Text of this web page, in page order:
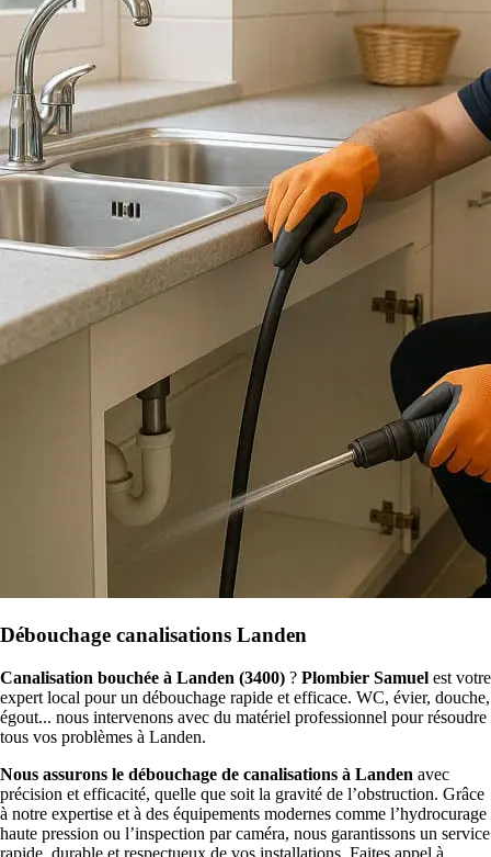
Débouchage canalisations Landen
Canalisation bouchée à Landen (3400) ? Plombier Samuel est votre
expert local pour un débouchage rapide et efficace. WC, évier, douche,
égout... nous intervenons avec du matériel professionnel pour résoudre
tous vos problèmes à Landen.
Nous assurons le débouchage de canalisations à Landen avec
précision et efficacité, quelle que soit la gravité de l’obstruction. Grâce
à notre expertise et à des équipements modernes comme l’hydrocurage
haute pression ou l’inspection par caméra, nous garantissons un service
rapide, durable et respectueux de vos installations. Faites appel à